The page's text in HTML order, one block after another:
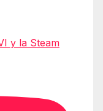
y la Steam